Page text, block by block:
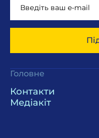
Головне
Контакти
Медіакіт